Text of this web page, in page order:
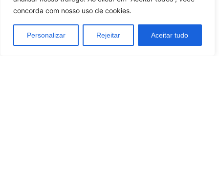
concorda com nosso uso de cookies.
Personalizar Rejeitar Aceitar tudo
Melhores sites de Apostas com Bônus no Brasil